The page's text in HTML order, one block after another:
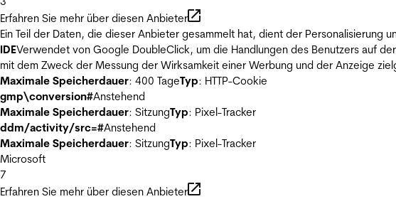
Erfahren Sie mehr über diesen Anbieter
Ein Teil der Daten, die dieser Anbieter gesammelt hat, dient der Personalisierung
IDEVerwendet von Google DoubleClick, um die Handlungen des Benutzers auf
mit dem Zweck der Messung der Wirksamkeit einer Werbung und der Anzeige
Maximale Speicherdauer: 400 TageTyp: HTTP-Cookie
gmp\conversion#Anstehend
Maximale Speicherdauer: SitzungTyp: Pixel-Tracker
ddm/activity/src=#Anstehend
Maximale Speicherdauer: SitzungTyp: Pixel-Tracker
Microsoft
7
Erfahren Sie mehr über diesen Anbieter